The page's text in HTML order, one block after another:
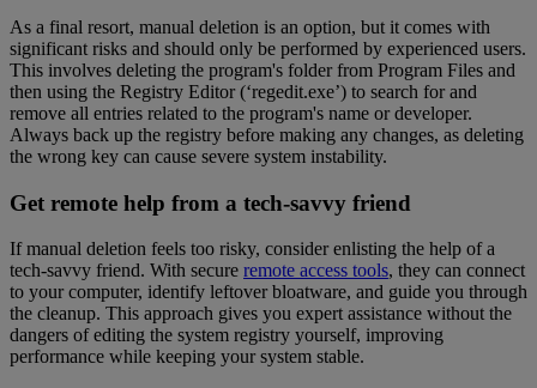
As a final resort, manual deletion is an option, but it comes with
significant risks and should only be performed by experienced users.
This involves deleting the program's folder from Program Files and
then using the Registry Editor (‘regedit.exe’) to search for and
remove all entries related to the program's name or developer.
Always back up the registry before making any changes, as deleting
the wrong key can cause severe system instability.
Get remote help from a tech-savvy friend
If manual deletion feels too risky, consider enlisting the help of a
tech-savvy friend. With secure remote access tools, they can connect
to your computer, identify leftover bloatware, and guide you through
the cleanup. This approach gives you expert assistance without the
dangers of editing the system registry yourself, improving
performance while keeping your system stable.